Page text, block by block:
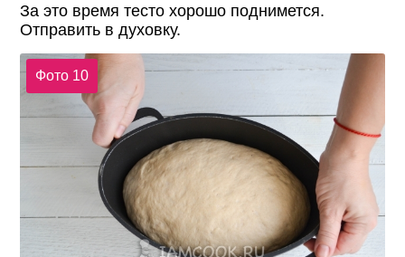
За это время тесто хорошо поднимется.
Отправить в духовку.
Фото 10